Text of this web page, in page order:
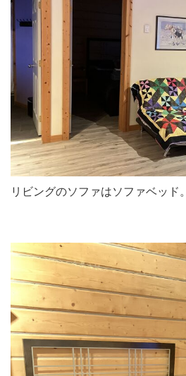
リビングのソファはソファベッド。